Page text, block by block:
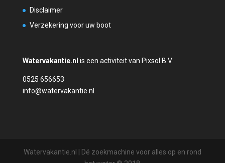
Disclaimer
Verzekering voor uw boot
Watervakantie.nl is een activiteit van Pixsol B.V.
0525 656653
info@watervakantie.nl
Watervakantie.nl | Dé zoekmachine voor alles op en rond